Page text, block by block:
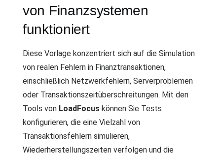
von Finanzsystemen
funktioniert
Diese Vorlage konzentriert sich auf die Simulation
von realen Fehlern in Finanztransaktionen,
einschließlich Netzwerkfehlern, Serverproblemen
oder Transaktionszeitüberschreitungen. Mit den
Tools von LoadFocus können Sie Tests
konfigurieren, die eine Vielzahl von
Transaktionsfehlern simulieren,
Wiederherstellungszeiten verfolgen und die